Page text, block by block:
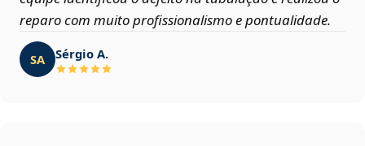
reparo com muito profissionalismo e pontualidade.
SA Sérgio A.